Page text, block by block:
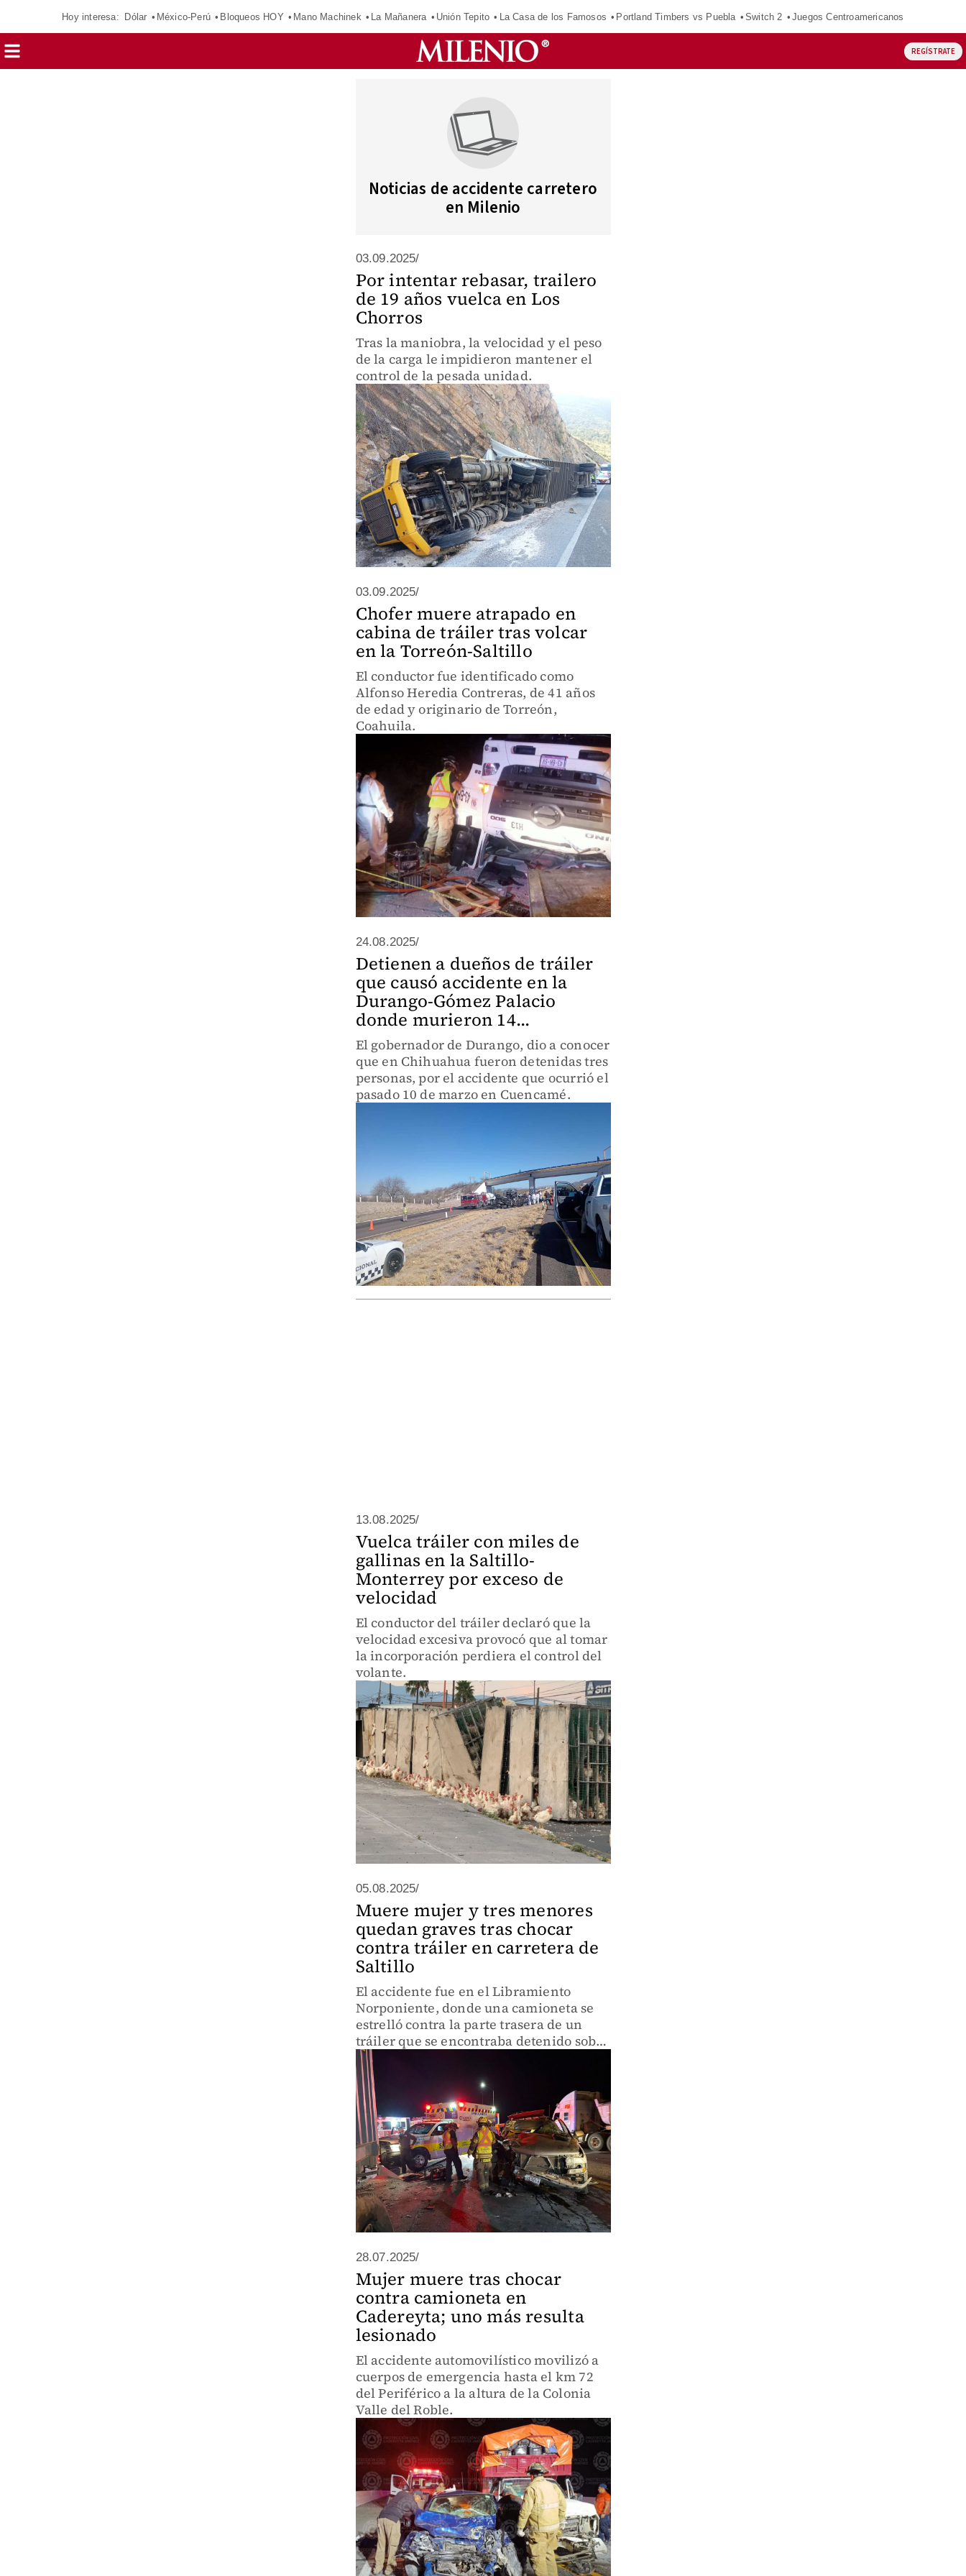
Hoy interesa: Dólar México-Perú Bloqueos HOY Mano Machinek La Mañanera Unión Tepito La Casa de los Famosos Portland Timbers vs Puebla Switch 2 Juegos Centroamericanos
REGÍSTRATE
Noticias de accidente carretero
en Milenio
03.09.2025/
Por intentar rebasar, trailero
de 19 años vuelca en Los
Chorros
Tras la maniobra, la velocidad y el peso
de la carga le impidieron mantener el
control de la pesada unidad.
03.09.2025/
Chofer muere atrapado en
cabina de tráiler tras volcar
en la Torreón-Saltillo
El conductor fue identificado como
Alfonso Heredia Contreras, de 41 años
de edad y originario de Torreón,
Coahuila.
24.08.2025/
Detienen a dueños de tráiler
que causó accidente en la
Durango-Gómez Palacio
donde murieron 14...
El gobernador de Durango, dio a conocer
que en Chihuahua fueron detenidas tres
personas, por el accidente que ocurrió el
pasado 10 de marzo en Cuencamé.
13.08.2025/
Vuelca tráiler con miles de
gallinas en la Saltillo-
Monterrey por exceso de
velocidad
El conductor del tráiler declaró que la
velocidad excesiva provocó que al tomar
la incorporación perdiera el control del
volante.
05.08.2025/
Muere mujer y tres menores
quedan graves tras chocar
contra tráiler en carretera de
Saltillo
El accidente fue en el Libramiento
Norponiente, donde una camioneta se
estrelló contra la parte trasera de un
tráiler que se encontraba detenido sobre
el acotamiento.
28.07.2025/
Mujer muere tras chocar
contra camioneta en
Cadereyta; uno más resulta
lesionado
El accidente automovilístico movilizó a
cuerpos de emergencia hasta el km 72
del Periférico a la altura de la Colonia
Valle del Roble.